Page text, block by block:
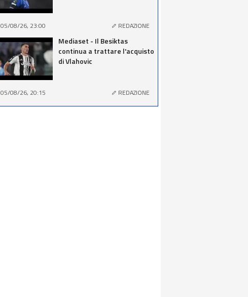
05/08/26, 23:00 REDAZIONE
Mediaset - Il Besiktas
continua a trattare l'acquisto
di Vlahovic
05/08/26, 20:15 REDAZIONE